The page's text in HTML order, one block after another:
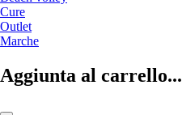
Cure
Outlet
Marche
Aggiunta al carrello...